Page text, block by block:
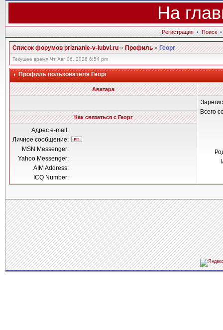
На
Регистрация • Поиск •
Список форумов priznanie-v-lubvi.ru»Профиль»Георг
Текущее время Чт Авг 06, 2026 6:54 pm
Профиль пользователя Георг
Аватара
Всего
Как связаться с Георг
Адрес e-mail:
Личное сообщение:
MSN Messenger:
Yahoo Messenger:
AIM Address:
ICQ Number: